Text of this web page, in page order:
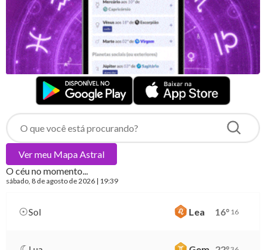
Ver meu Mapa Astral
O céu no momento...
sábado , 8 de agosto de 2026 | 19:39
Sol Lea 16° 16